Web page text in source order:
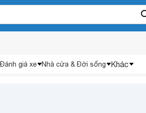
Đánh giá xe Nhà cửa & Đời sống Khác